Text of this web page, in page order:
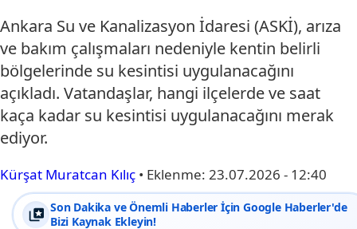
Ankara Su ve Kanalizasyon İdaresi (ASKİ), arıza
ve bakım çalışmaları nedeniyle kentin belirli
bölgelerinde su kesintisi uygulanacağını
açıkladı. Vatandaşlar, hangi ilçelerde ve saat
kaça kadar su kesintisi uygulanacağını merak
ediyor.
Kürşat Muratcan Kılıç • Eklenme: 23.07.2026 - 12:40
Son Dakika ve Önemli Haberler İçin Google Haberler'de
Bizi Kaynak Ekleyin!